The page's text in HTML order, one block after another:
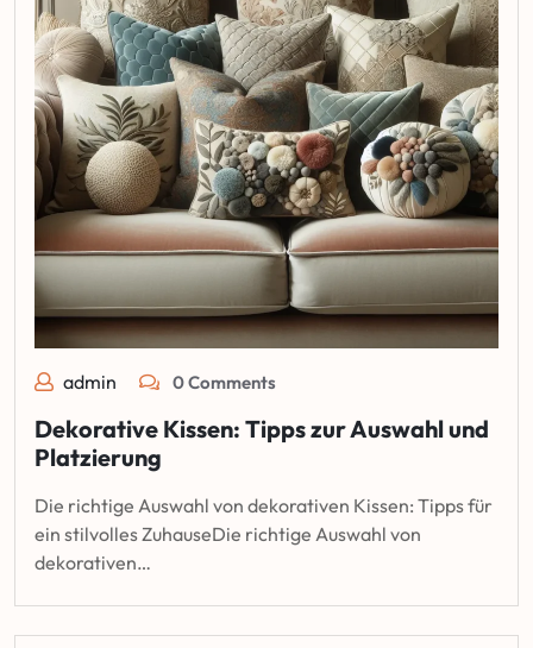
admin 0 Comments
Dekorative Kissen: Tipps zur Auswahl und
Platzierung
Die richtige Auswahl von dekorativen Kissen: Tipps für
ein stilvolles ZuhauseDie richtige Auswahl von
dekorativen…